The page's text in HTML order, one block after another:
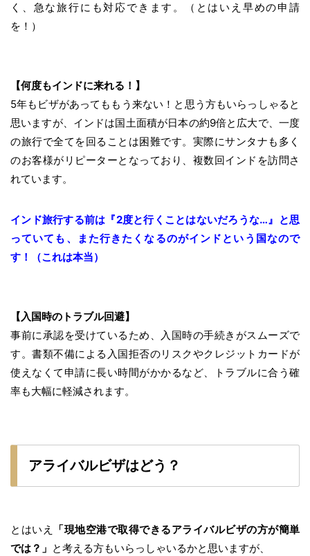
く、急な旅行にも対応できます。（とはいえ早めの申請
を！）
【何度もインドに来れる！】
5年もビザがあってももう来ない！と思う方もいらっしゃると
思いますが、インドは国土面積が日本の約9倍と広大で、一度
の旅行で全てを回ることは困難です。実際にサンタナも多く
のお客様がリピーターとなっており、複数回インドを訪問さ
れています。
インド旅行する前は『2度と行くことはないだろうな…』と思
っていても、また行きたくなるのがインドという国なので
す！（これは本当）
【入国時のトラブル回避】
事前に承認を受けているため、入国時の手続きがスムーズで
す。書類不備による入国拒否のリスクやクレジットカードが
使えなくて申請に長い時間がかかるなど、トラブルに合う確
率も大幅に軽減されます。
アライバルビザはどう？
とはいえ
「現地空港で取得できるアライバルビザの方が簡単
では？」 と考える方もいらっしゃいるかと思いますが、